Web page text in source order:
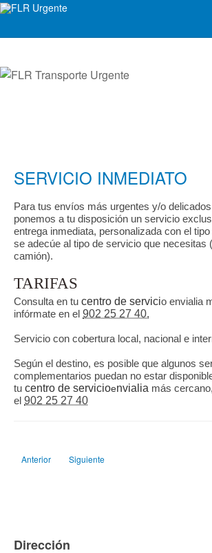
SERVICIO INMEDIATO
Para tus envíos más urgentes y/o
ponemos a tu disposición un servicio
entrega inmediata, personalizada con el
se adecúe al tipo de servicio que necesitas
camión).
TARIFAS
Consulta en tu centro de servicio envialia
infórmate en el 902 25 27 40.
Servicio con cobertura local, nacional e
Según el destino, es posible que algunos
complementarios puedan no estar
tu centro de servicioenvialia más
el 902 25 27 40
Artículo anterior: SERVICIO ESPECIAL
Anterior Artículo siguiente: VALIJA MAÑANA-
Siguiente
Dirección